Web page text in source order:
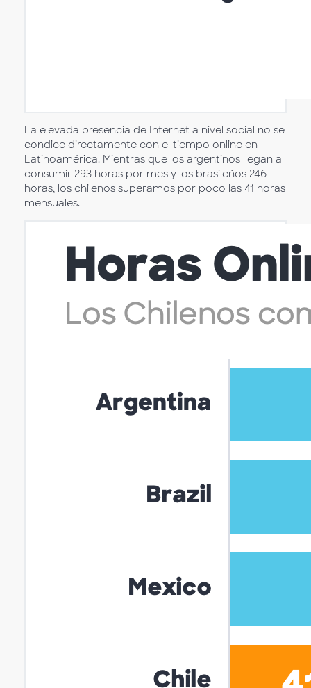
La elevada presencia de Internet a nivel social no se
condice directamente con el tiempo online en
Latinoamérica. Mientras que los argentinos llegan a
consumir 293 horas por mes y los brasileños 246
horas, los chilenos superamos por poco las 41 horas
mensuales.